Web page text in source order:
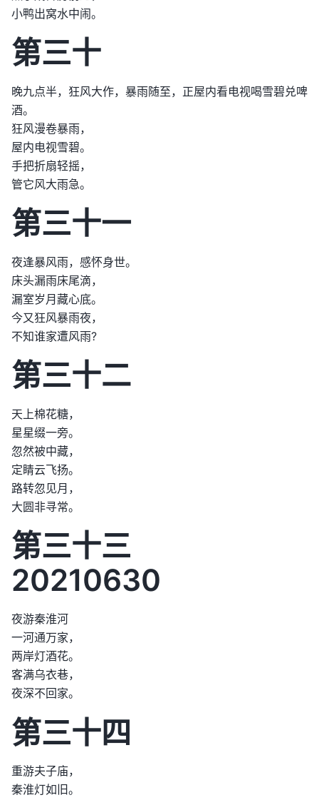
小鸭出窝水中闹。
第三十
晚九点半，狂风大作，暴雨随至，正屋内看电视喝雪碧兑啤
酒。
狂风漫卷暴雨，
屋内电视雪碧。
手把折扇轻摇，
管它风大雨急。
第三十一
夜逢暴风雨，感怀身世。
床头漏雨床尾滴，
漏室岁月藏心底。
今又狂风暴雨夜，
不知谁家遭风雨?
第三十二
天上棉花糖，
星星缀一旁。
忽然被中藏，
定睛云飞扬。
路转忽见月，
大圆非寻常。
第三十三
20210630
夜游秦淮河
一河通万家，
两岸灯酒花。
客满乌衣巷，
夜深不回家。
第三十四
重游夫子庙，
秦淮灯如旧。